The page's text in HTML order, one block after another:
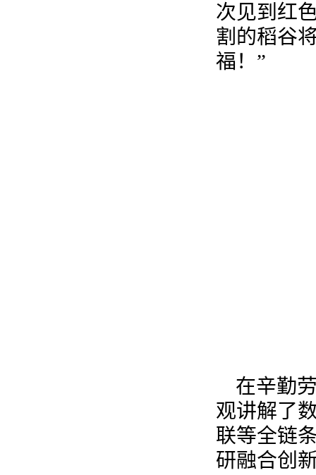
次见到红
割的稻谷
福！”
在辛勤
观讲解了
联等全链
研融合创